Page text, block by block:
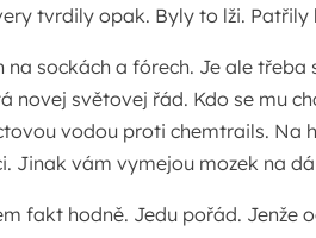
tvrdily opak. Byly to lži. Patřily
na sockách a fórech. Je ale
novej světovej řád. Kdo se mu
vodou proti chemtrails. Na
Jinak vám vymejou mozek na
fakt hodně. Jedu pořád. Jenže